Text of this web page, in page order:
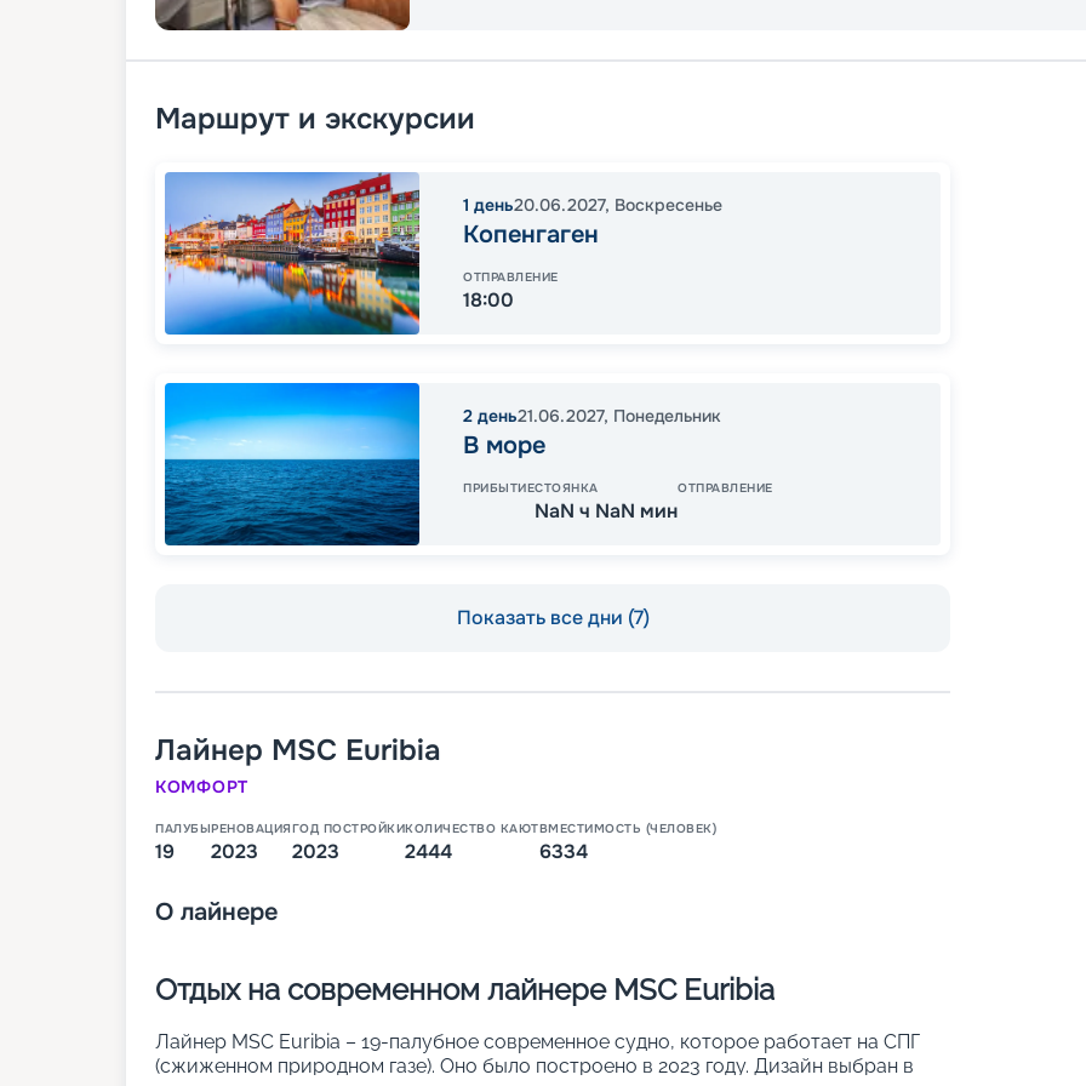
Маршрут и экскурсии
1 день20.06.2027, Воскресенье
Копенгаген
ОТПРАВЛЕНИЕ
18:00
2 день21.06.2027, Понедельник
В море
ПРИБЫТИЕСТОЯНКА
NaN ч NaN мин
ОТПРАВЛЕНИЕ
Показать все дни (7)
Лайнер MSC Euribia
КОМФОРТ
ПАЛУБЫ
19
РЕНОВАЦИЯ
2023
ГОД ПОСТРОЙКИ
2023
КОЛИЧЕСТВО КАЮТ
2444
ВМЕСТИМОСТЬ (ЧЕЛОВЕК)
6334
О лайнере
Отдых на современном лайнере MSC Euribia
Лайнер MSC Euribia – 19-палубное современное судно, которое работает на СПГ
(сжиженном природном газе). Оно было построено в 2023 году. Дизайн выбран в